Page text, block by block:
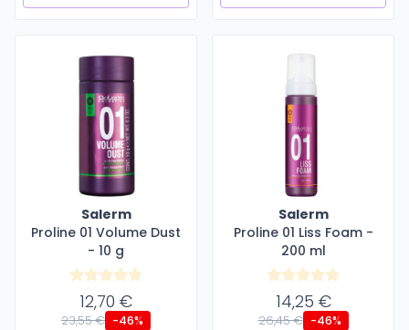
Salerm
Proline 01 Volume Dust
- 10 g
12,70 €
23,55 € -46%
Salerm
Proline 01 Liss Foam -
200 ml
14,25 €
26,45 € -46%